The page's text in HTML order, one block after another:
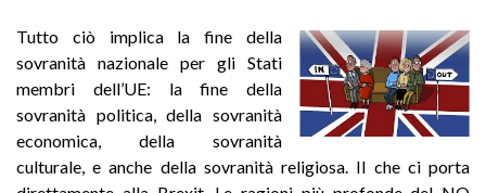
Tutto ciò implica la fine della
sovranità nazionale per gli Stati
membri dell’UE: la fine della
sovranità politica, della sovranità
economica, della sovranità
culturale, e anche della sovranità religiosa. Il che ci porta